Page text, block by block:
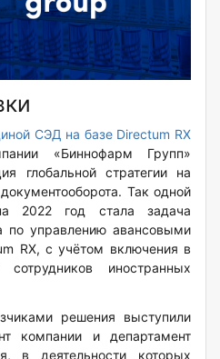
СЭД на базе Directum RX
«Биннофарм Групп»
глобальной стратегии на
Так одной
2022 год стала задача
по управлению авансовыми
RX, с учётом включения в
иностранных
решения выступили
компании и департамент
в деятельности которых